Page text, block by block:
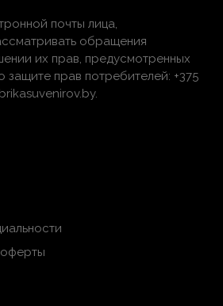
почты лица,
обращения
их прав, предусмотренных
защите прав потребителей: +375